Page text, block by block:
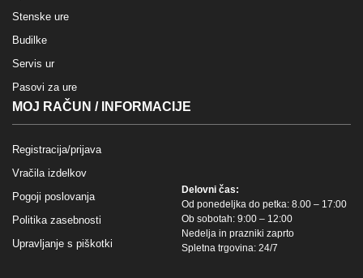
Stenske ure
Budilke
Servis ur
Pasovi za ure
MOJ RAČUN / INFORMACIJE
Registracija/prijava
Vračila izdelkov
Pogoji poslovanja
Politika zasebnosti
Upravljanje s piškotki
Delovni čas:
Od ponedeljka do petka: 8.00 – 17:00
Ob sobotah: 9:00 – 12:00
Nedelja in prazniki zaprto
Spletna trgovina: 24/7